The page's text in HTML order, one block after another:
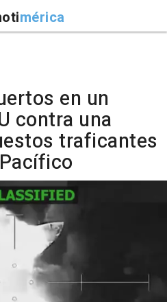
mérica
en un
contra una
traficantes